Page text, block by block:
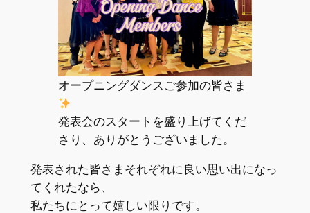
オープニングダンスご参加の皆さま
発表会のスタートを盛り上げてくだ
さり、ありがとうございました。
発表された皆さまそれぞれに良い思い出になっ
てくれたなら、
私たちにとって嬉しい限りです。